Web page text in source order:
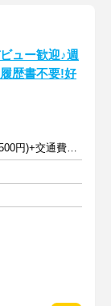
ュー歓迎♪週
歴書不要!好
時給1200円以上(22時以降は1500円)+交通費規定内支給